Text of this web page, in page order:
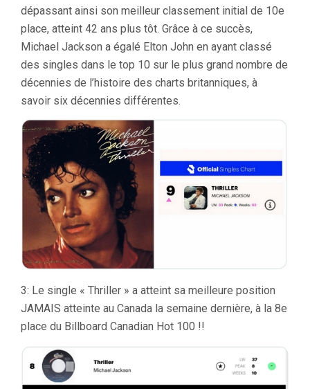
dépassant ainsi son meilleur classement initial de 10e
place, atteint 42 ans plus tôt. Grâce à ce succès,
Michael Jackson a égalé Elton John en ayant classé
des singles dans le top 10 sur le plus grand nombre de
décennies de l’histoire des charts britanniques, à
savoir six décennies différentes.
3: Le single « Thriller » a atteint sa meilleure position
JAMAIS atteinte au Canada la semaine dernière, à la 8e
place du Billboard Canadian Hot 100 !!